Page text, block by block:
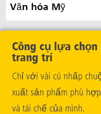
Văn hóa Mỹ
Công cụ lựa
trang trí
Chỉ với vài cú nhấp
xuất sản phẩm phù
và tái chế của mình.